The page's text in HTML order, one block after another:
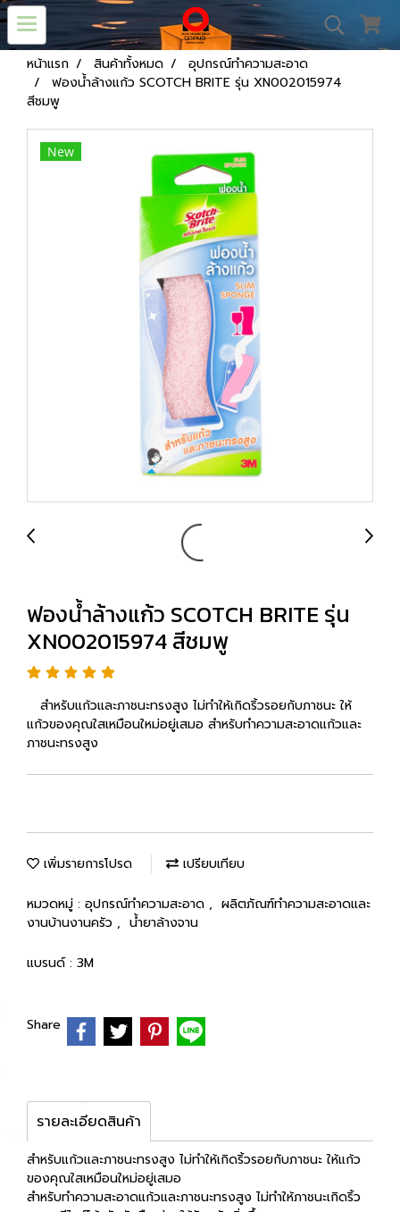
หน้าแรก สินค้าทั้งหมด
อุปกรณ์ทำความสะอาด
ฟองน้ำล้างแก้ว SCOTCH BRITE รุ่น XN002015974
สีชมพู
New
ฟองน้ำล้างแก้ว SCOTCH BRITE รุ่น
XN002015974 สีชมพู
สำหรับแก้วและภาชนะทรงสูง ไม่ทำให้เกิดริ้วรอยกับภาชนะ ให้
แก้วของคุณใสเหมือนใหม่อยู่เสมอ สำหรับทำความสะอาดแก้วและ
ภาชนะทรงสูง
เพิ่มรายการโปรด เปรียบเทียบ
หมวดหมู่ : อุปกรณ์ทำความสะอาด , ผลิตภัณฑ์ทำความสะอาดและ
งานบ้านงานครัว , น้ำยาล้างจาน
แบรนด์ : 3M
Share
รายละเอียดสินค้า
สำหรับแก้วและภาชนะทรงสูง ไม่ทำให้เกิดริ้วรอยกับภาชนะ ให้แก้ว
ของคุณใสเหมือนใหม่อยู่เสมอ
สำหรับทำความสะอาดแก้วและภาชนะทรงสูง ไม่ทำให้ภาชนะเกิดริ้ว